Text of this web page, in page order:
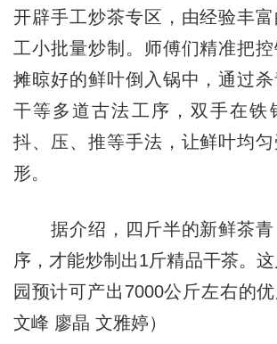
开辟手工炒茶专区，由经验丰
工小批量炒制。师傅们精准把
摊晾好的鲜叶倒入锅中，通过
干等多道古法工序，双手在铁
抖、压、推等手法，让鲜叶均
形。
据介绍，四斤半的新鲜茶青
序，才能炒制出1斤精品干茶。
园预计可产出7000公斤左右的
文峰 廖晶 文雅婷）